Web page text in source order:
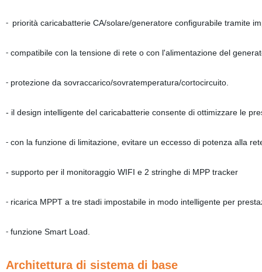
- priorità caricabatterie CA/solare/generatore configurabile tramite
-compatibile con la tensione di rete o con l'alimentazione del
-protezione da sovraccarico/sovratemperatura/cortocircuito.
- il design intelligente del caricabatterie consente di ottimizzare le
-con la funzione di limitazione, evitare un eccesso di potenza alla
- supporto per il monitoraggio WIFI e 2 stringhe di MPP tracker
-ricarica MPPT a tre stadi impostabile in modo intelligente per
-funzione Smart Load.
Architettura di sistema di base